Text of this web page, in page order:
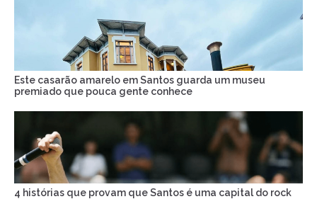
Este casarão amarelo em Santos guarda um museu
premiado que pouca gente conhece
4 histórias que provam que Santos é uma capital do rock